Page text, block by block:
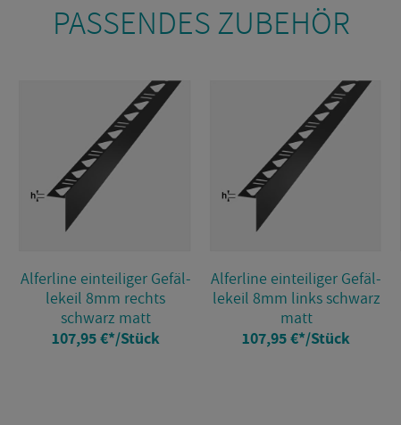
PAS­SEN­DES ZU­BE­HÖR
Al­fer­li­ne ein­tei­li­ger Ge­fäl­
le­keil 8mm rechts
schwarz matt
107,95 €*/Stück
Al­fer­li­ne ein­tei­li­ger Ge­fäl­
le­keil 8mm links schwarz
matt
107,95 €*/Stück